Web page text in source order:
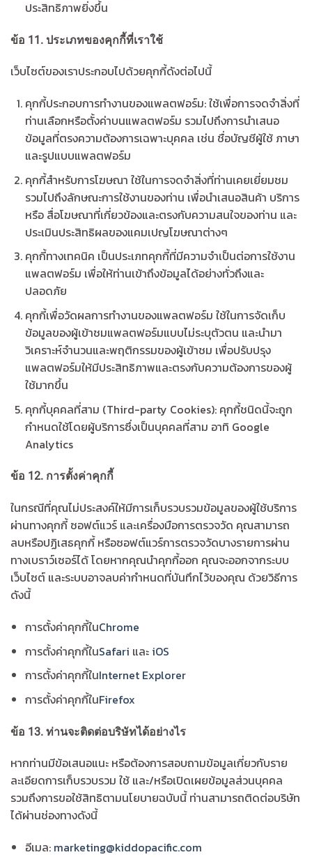
ประสิทธิภาพยิ่งขึ้น
ข้อ 11. ประเภทของคุกกี้ที่เราใช้
เว็บไซต์ของเราประกอบไปด้วยคุกกี้ดังต่อไปนี้
คุกกี้ประกอบการทำงานของแพลตฟอร์ม: ใช้เพื่อการจดจำสิ่งที่
ท่านเลือกหรือตั้งค่าบนแพลตฟอร์ม รวมไปถึงการนำเสนอ
ข้อมูลที่ตรงความต้องการเฉพาะบุคคล เช่น ชื่อบัญชีผู้ใช้ ภาษา
และรูปแบบแพลตฟอร์ม
คุกกี้สำหรับการโฆษณา ใช้ในการจดจำสิ่งที่ท่านเคยเยี่ยมชม
รวมไปถึงลักษณะการใช้งานของท่าน เพื่อนำเสนอสินค้า บริการ
หรือ สื่อโฆษณาที่เกี่ยวข้องและตรงกับความสนใจของท่าน และ
ประเมินประสิทธิผลของแคมเปญโฆษณาต่างๆ
คุกกี้ทางเทคนิค เป็นประเภทคุกกี้ที่มีความจำเป็นต่อการใช้งาน
แพลตฟอร์ม เพื่อให้ท่านเข้าถึงข้อมูลได้อย่างทั่วถึงและ
ปลอดภัย
คุกกี้เพื่อวัดผลการทำงานของแพลตฟอร์ม ใช้ในการจัดเก็บ
ข้อมูลของผู้เข้าชมแพลตฟอร์มแบบไม่ระบุตัวตน และนำมา
วิเคราะห์จำนวนและพฤติกรรมของผู้เข้าชม เพื่อปรับปรุง
แพลตฟอร์มให้มีประสิทธิภาพและตรงกับความต้องการของผู้
ใช้มากขึ้น
คุกกี้บุคคลที่สาม (Third-party Cookies): คุกกี้ชนิดนี้จะถูก
กำหนดใช้โดยผู้บริการซึ่งเป็นบุคคลที่สาม อาทิ Google
Analytics
ข้อ 12. การตั้งค่าคุกกี้
ในกรณีที่คุณไม่ประสงค์ให้มีการเก็บรวบรวมข้อมูลของผู้ใช้บริการ
ผ่านทางคุกกี้ ซอฟต์แวร์ และเครื่องมือการตรวจวัด คุณสามารถ
ลบหรือปฏิเสธคุกกี้ หรือซอฟต์แวร์การตรวจวัดบางรายการผ่าน
ทางเบราว์เซอร์ได้ โดยหากคุณนำคุกกี้ออก คุณจะออกจากระบบ
เว็บไซต์ และระบบอาจลบค่ากำหนดที่บันทึกไว้ของคุณ ด้วยวิธีการ
ดังนี้
การตั้งค่าคุกกี้ในChrome
การตั้งค่าคุกกี้ในSafari และ iOS
การตั้งค่าคุกกี้ในInternet Explorer
การตั้งค่าคุกกี้ในFirefox
ข้อ 13. ท่านจะติดต่อบริษัทได้อย่างไร
หากท่านมีข้อเสนอแนะ หรือต้องการสอบถามข้อมูลเกี่ยวกับราย
ละเอียดการเก็บรวบรวม ใช้ และ/หรือเปิดเผยข้อมูลส่วนบุคคล
รวมถึงการขอใช้สิทธิตามนโยบายฉบับนี้ ท่านสามารถติดต่อบริษัท
ได้ผ่านช่องทางดังนี้
อีเมล: marketing@kiddopacific.com